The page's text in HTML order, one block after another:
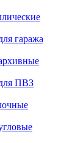
гаража
ПВЗ